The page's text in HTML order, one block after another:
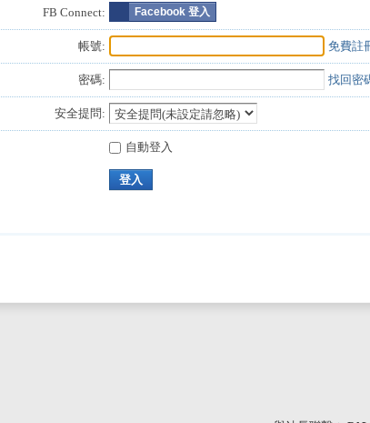
FB Connect: Facebook 登入
帳號: 免費註
密碼: 找回密
安全提問:
自動登入
登入